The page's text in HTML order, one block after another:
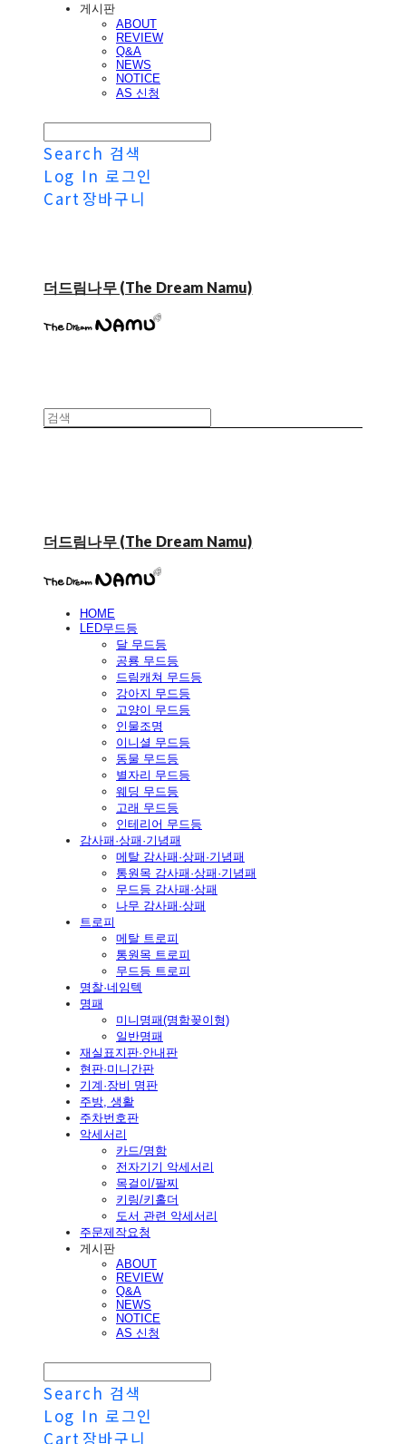
게시판
ABOUT
REVIEW
Q&A
NEWS
NOTICE
AS 신청
Search 검색
Log In 로그인
Cart 장바구니
더드림나무 (The Dream Namu)
더드림나무 (The Dream Namu)
HOME
LED무드등
달 무드등
공룡 무드등
드림캐쳐 무드등
강아지 무드등
고양이 무드등
인물조명
이니셜 무드등
동물 무드등
별자리 무드등
웨딩 무드등
고래 무드등
인테리어 무드등
감사패·상패·기념패
메탈 감사패·상패·기념패
통원목 감사패·상패·기념패
무드등 감사패·상패
나무 감사패·상패
트로피
메탈 트로피
통원목 트로피
무드등 트로피
명찰·네임텍
명패
미니명패(명함꽂이형)
일반명패
재실표지판·안내판
현판·미니간판
기계·장비 명판
주방, 생활
주차번호판
악세서리
카드/명함
전자기기 악세서리
목걸이/팔찌
키링/키홀더
도서 관련 악세서리
주문제작요청
게시판
ABOUT
REVIEW
Q&A
NEWS
NOTICE
AS 신청
Search 검색
Log In 로그인
Cart 장바구니